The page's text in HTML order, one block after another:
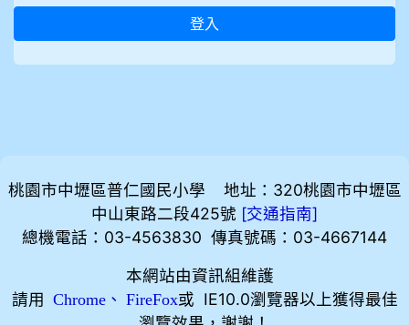
登入
桃園市中壢區普仁國民小學 地址：320桃園市中壢區
中山東路二段425號 [交通指南]
總機電話：03-4563830 傳真號碼：03-4667144
本網站由資訊組維護
請用
Chrome、 FireFox或 IE10.0瀏覽器以上獲得最佳